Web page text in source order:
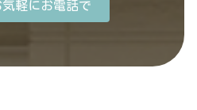
軽にお電話で